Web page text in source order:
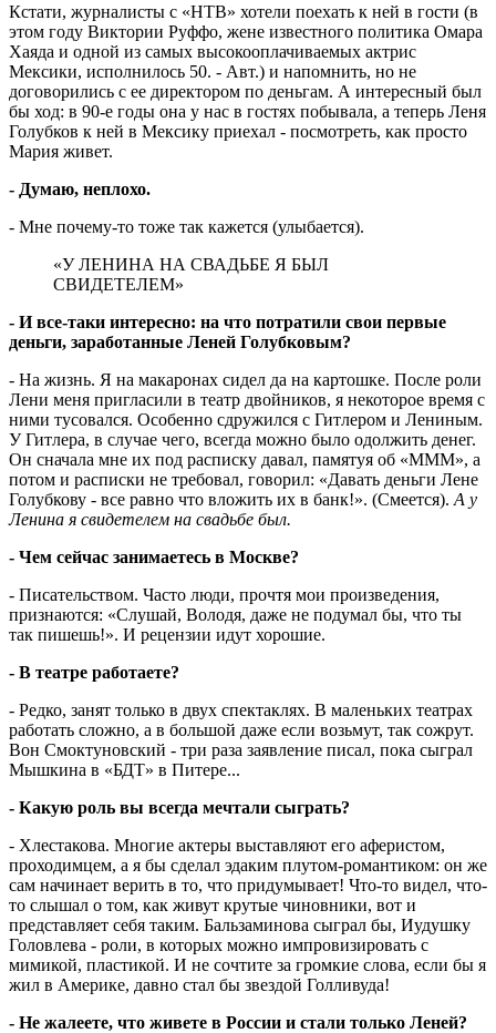
Кстати, журналисты с «НТВ» хотели поехать к ней в гости (в
этом году Виктории Руффо, жене известного политика Омара
Хаяда и одной из самых высокооплачиваемых актрис
Мексики, исполнилось 50. - Авт.) и напомнить, но не
договорились с ее директором по деньгам. А интересный был
бы ход: в 90-е годы она у нас в гостях побывала, а теперь Леня
Голубков к ней в Мексику приехал - посмотреть, как просто
Мария живет.
- Думаю, неплохо.
- Мне почему-то тоже так кажется (улыбается).
«У ЛЕНИНА НА СВАДЬБЕ Я БЫЛ
СВИДЕТЕЛЕМ»
- И все-таки интересно: на что потратили свои первые
деньги, заработанные Леней Голубковым?
- На жизнь. Я на макаронах сидел да на картошке. После роли
Лени меня пригласили в театр двойников, я некоторое время с
ними тусовался. Особенно сдружился с Гитлером и Лениным.
У Гитлера, в случае чего, всегда можно было одолжить денег.
Он сначала мне их под расписку давал, памятуя об «МММ», а
потом и расписки не требовал, говорил: «Давать деньги Лене
Голубкову - все равно что вложить их в банк!». (Смеется). А у
Ленина я свидетелем на свадьбе был.
- Чем сейчас занимаетесь в Москве?
- Писательством. Часто люди, прочтя мои произведения,
признаются: «Слушай, Володя, даже не подумал бы, что ты
так пишешь!». И рецензии идут хорошие.
- В театре работаете?
- Редко, занят только в двух спектаклях. В маленьких театрах
работать сложно, а в большой даже если возьмут, так сожрут.
Вон Смоктуновский - три раза заявление писал, пока сыграл
Мышкина в «БДТ» в Питере...
- Какую роль вы всегда мечтали сыграть?
- Хлестакова. Многие актеры выставляют его аферистом,
проходимцем, а я бы сделал эдаким плутом-романтиком: он же
сам начинает верить в то, что придумывает! Что-то видел, что-
то слышал о том, как живут крутые чиновники, вот и
представляет себя таким. Бальзаминова сыграл бы, Иудушку
Головлева - роли, в которых можно импровизировать с
мимикой, пластикой. И не сочтите за громкие слова, если бы я
жил в Америке, давно стал бы звездой Голливуда!
- Не жалеете, что живете в России и стали только Леней?